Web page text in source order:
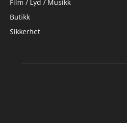
Film / Lyd / Musikk
Butikk
Sikkerhet